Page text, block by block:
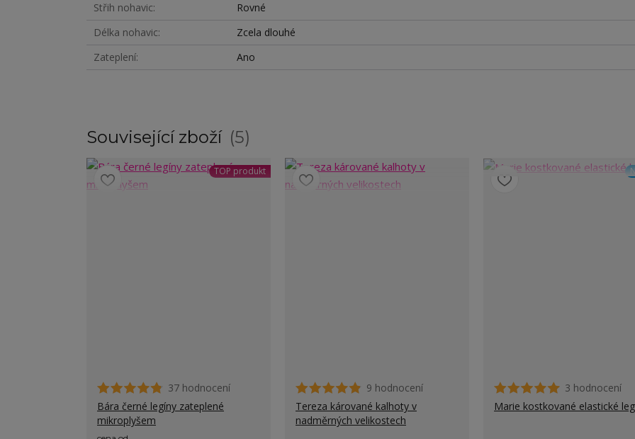
Střih nohavic
Rovné
Délka nohavic
Zcela dlouhé
Zateplení
Ano
Související zboží 5
TOP produkt
37 hodnocení
Bára černé legíny zateplené
mikroplyšem
9 hodnocení
Tereza kárované kalhoty v
nadměrných velikostech
3 hodnocení
Marie kostkované elastické